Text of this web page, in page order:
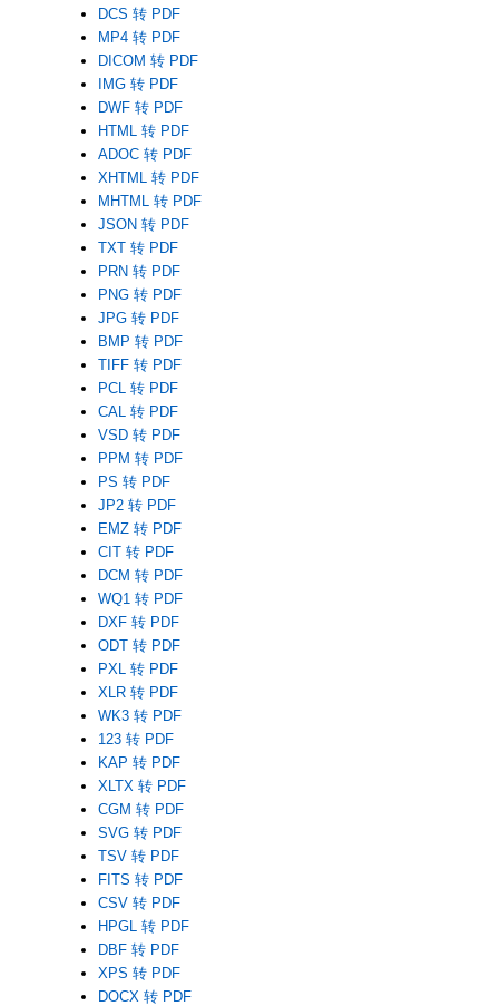
DCS 转 PDF
MP4 转 PDF
DICOM 转 PDF
IMG 转 PDF
DWF 转 PDF
HTML 转 PDF
ADOC 转 PDF
XHTML 转 PDF
MHTML 转 PDF
JSON 转 PDF
TXT 转 PDF
PRN 转 PDF
PNG 转 PDF
JPG 转 PDF
BMP 转 PDF
TIFF 转 PDF
PCL 转 PDF
CAL 转 PDF
VSD 转 PDF
PPM 转 PDF
PS 转 PDF
JP2 转 PDF
EMZ 转 PDF
CIT 转 PDF
DCM 转 PDF
WQ1 转 PDF
DXF 转 PDF
ODT 转 PDF
PXL 转 PDF
XLR 转 PDF
WK3 转 PDF
123 转 PDF
KAP 转 PDF
XLTX 转 PDF
CGM 转 PDF
SVG 转 PDF
TSV 转 PDF
FITS 转 PDF
CSV 转 PDF
HPGL 转 PDF
DBF 转 PDF
XPS 转 PDF
DOCX 转 PDF